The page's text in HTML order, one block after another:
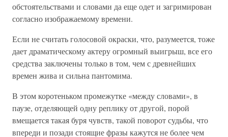
обстоятельствами и словами да еще одет и загримирован
согласно изображаемому времени.
Если не считать голосовой окраски, что, разумеется, тоже
дает драматическому актеру огромный выигрыш, все его
средства заключены только в том, чем с древнейших
времен жива и сильна пантомима.
В этом коротеньком промежутке «между словами», в
паузе, отделяющей одну реплику от другой, порой
вмещается такая буря чувств, такой поворот судьбы, что
впереди и позади стоящие фразы кажутся не более чем